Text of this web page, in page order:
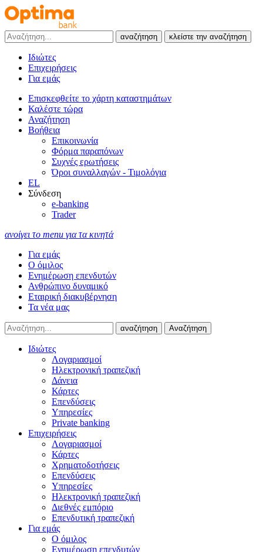
αναζήτηση κλείστε την αναζήτηση
Ιδιώτες
Επιχειρήσεις
Για εμάς
Επισκεφθείτε το χάρτη καταστημάτων
Καλέστε τώρα
Αναζήτηση
Βοήθεια
Επικοινωνία
Φόρμα παραπόνων
Συχνές ερωτήσεις
Όροι συναλλαγών - Τιμολόγια
EL
Σύνδεση
e-banking
Trader
ανοίγει το menu για τα κινητά
Για εμάς
Ο όμιλος
Ενημέρωση επενδυτών
Ανθρώπινο δυναμικό
Εταιρική διακυβέρνηση
Τα νέα μας
αναζήτηση Αναζήτηση
Ιδιώτες
Λογαριασμοί
Ηλεκτρονική τραπεζική
Δάνεια
Κάρτες
Επενδύσεις
Υπηρεσίες
Private banking
Επιχειρήσεις
Λογαριασμοί
Κάρτες
Χρηματοδοτήσεις
Επενδύσεις
Υπηρεσίες
Ηλεκτρονική τραπεζική
Διεθνές εμπόριο
Επενδυτική τραπεζική
Για εμάς
Ο όμιλος
Ενημέρωση επενδυτών